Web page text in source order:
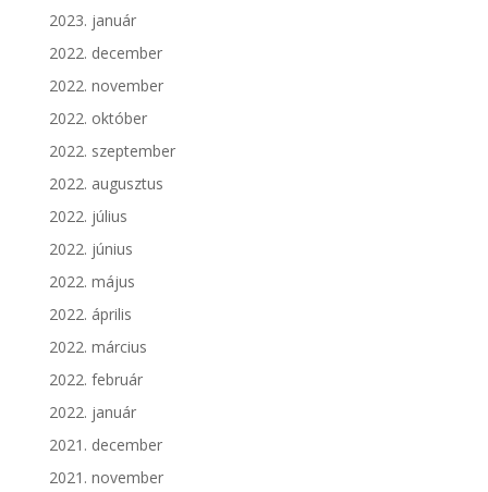
2023. január
2022. december
2022. november
2022. október
2022. szeptember
2022. augusztus
2022. július
2022. június
2022. május
2022. április
2022. március
2022. február
2022. január
2021. december
2021. november